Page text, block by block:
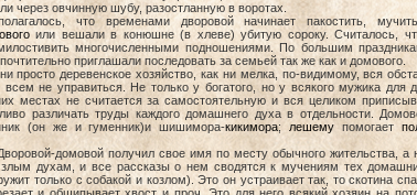
через овчинную шубу, разостланную в воротах.
что временами дворовой начинает пакостить,
или вешали в конюшне (в хлеве) убитую сороку. Считалось,
многочисленными подношениями. По большим
приглашали последовать за семьей так же как и домового.
деревенское хозяйство, как ни мелка, по-видимому, вся
не управиться. Не только у богатого, но у всякого мужика для
местах не считается за самостоятельную и вся целиком
различать труды каждого домашнего духа в отдельности.
(он же и гуменник)и шишимора-кикимора; лешему помогает
получил свое имя по месту обычного жительства, а но
духам, и все рассказы о нем сводятся к мучениям тех
только с собакой и козлом). Это он устраивает так, то скотина